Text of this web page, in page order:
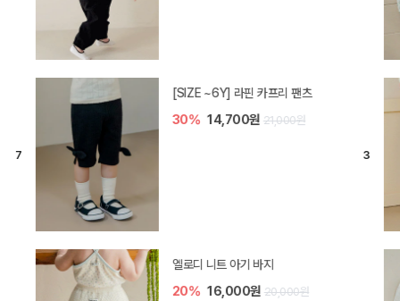
[SIZE ~6Y] 라핀 카프리 팬츠
30% 14,700원 21,000원
엘로디 니트 아기 바지
20% 16,000원 20,000원